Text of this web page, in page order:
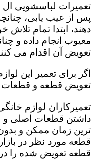
تعمیرات لباسشویی ال
پس از عیب یابی،
دهند، ابتدا تمام تلاش
معیوب انجام داده و
تعویض آن اقدام می
اگر برای تعمیر این
تعویض قطعه و قطعات
تعمیرکاران لوازم
داشتن قطعات اصلی و
ترین زمان ممکن و
قطعه مورد نظر در
قطعه تعویض شده را در